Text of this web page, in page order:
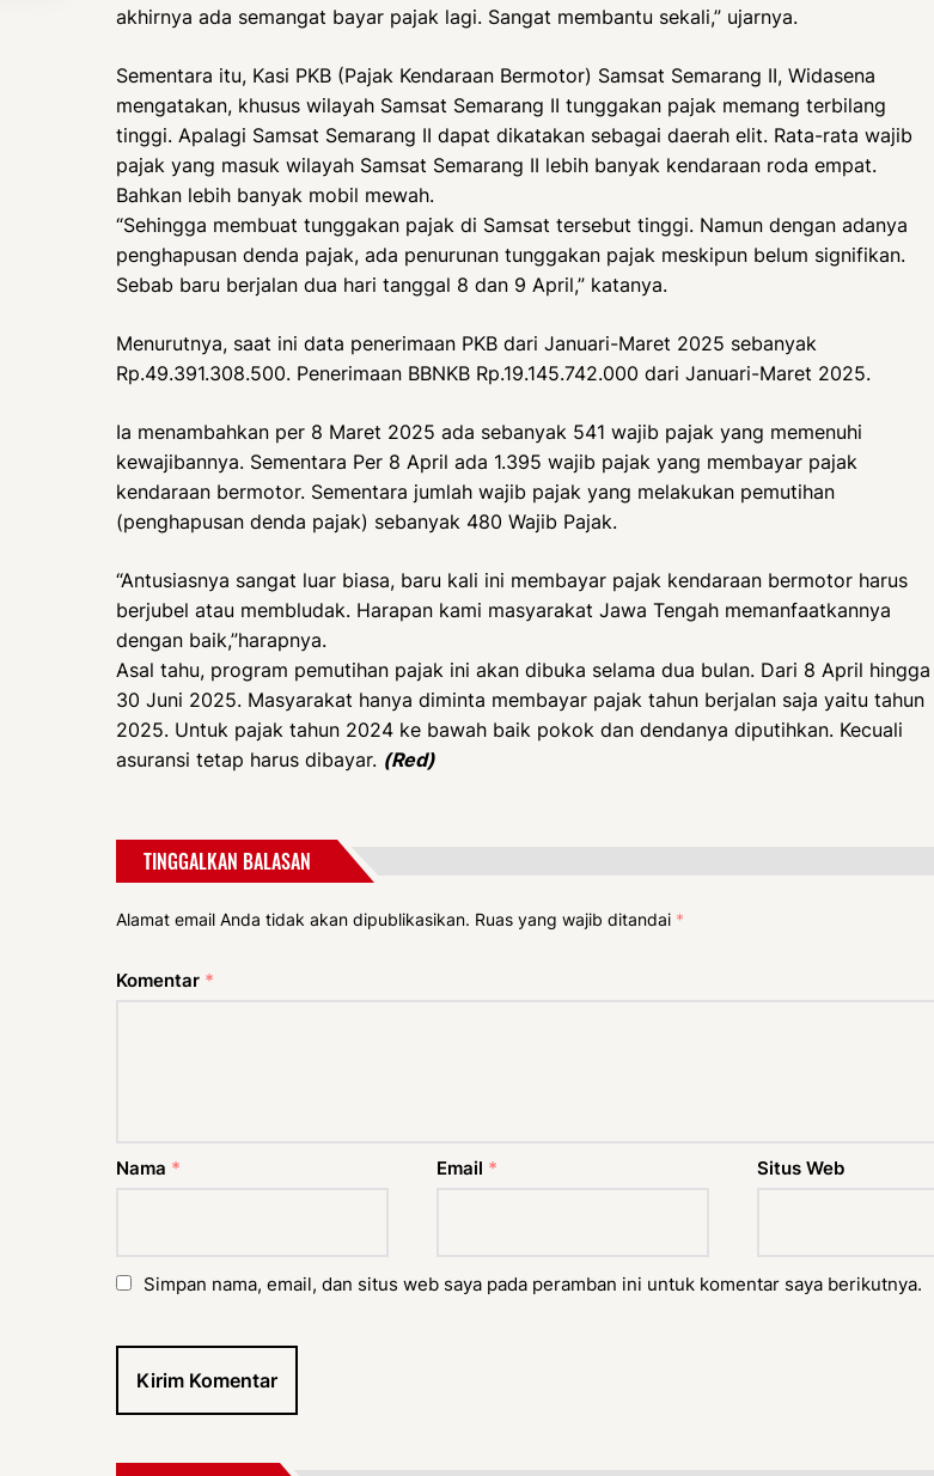
akhirnya ada semangat bayar pajak lagi. Sangat membantu sekali,” ujarnya.
Sementara itu, Kasi PKB (Pajak Kendaraan Bermotor) Samsat Semarang II, Widasena
mengatakan, khusus wilayah Samsat Semarang II tunggakan pajak memang terbilang
tinggi. Apalagi Samsat Semarang II dapat dikatakan sebagai daerah elit. Rata-rata wajib
pajak yang masuk wilayah Samsat Semarang II lebih banyak kendaraan roda empat.
Bahkan lebih banyak mobil mewah.
“Sehingga membuat tunggakan pajak di Samsat tersebut tinggi. Namun dengan adanya
penghapusan denda pajak, ada penurunan tunggakan pajak meskipun belum signifikan.
Sebab baru berjalan dua hari tanggal 8 dan 9 April,” katanya.
Menurutnya, saat ini data penerimaan PKB dari Januari-Maret 2025 sebanyak
Rp.49.391.308.500. Penerimaan BBNKB Rp.19.145.742.000 dari Januari-Maret 2025.
Ia menambahkan per 8 Maret 2025 ada sebanyak 541 wajib pajak yang memenuhi
kewajibannya. Sementara Per 8 April ada 1.395 wajib pajak yang membayar pajak
kendaraan bermotor. Sementara jumlah wajib pajak yang melakukan pemutihan
(penghapusan denda pajak) sebanyak 480 Wajib Pajak.
“Antusiasnya sangat luar biasa, baru kali ini membayar pajak kendaraan bermotor harus
berjubel atau membludak. Harapan kami masyarakat Jawa Tengah memanfaatkannya
dengan baik,”harapnya.
Asal tahu, program pemutihan pajak ini akan dibuka selama dua bulan. Dari 8 April hingga
30 Juni 2025. Masyarakat hanya diminta membayar pajak tahun berjalan saja yaitu tahun
2025. Untuk pajak tahun 2024 ke bawah baik pokok dan dendanya diputihkan. Kecuali
asuransi tetap harus dibayar. (Red)
TINGGALKAN BALASAN
Alamat email Anda tidak akan dipublikasikan. Ruas yang wajib ditandai *
Komentar *
Nama * Email * Situs Web
Simpan nama, email, dan situs web saya pada peramban ini untuk komentar saya berikutnya.